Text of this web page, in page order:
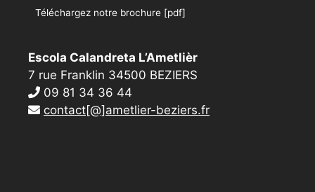
Téléchargez notre brochure [pdf]
Escola Calandreta L’Ametlièr
7 rue Franklin 34500 BEZIERS
09 81 34 36 44
contact[@]ametlier-beziers.fr